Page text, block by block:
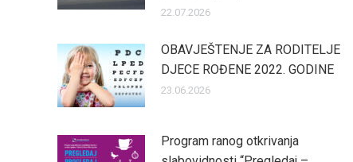
22.07.2026
OBAVJEŠTENJE ZA RODITELJE
DJECE ROĐENE 2022. GODINE
23.06.2026
Program ranog otkrivanja